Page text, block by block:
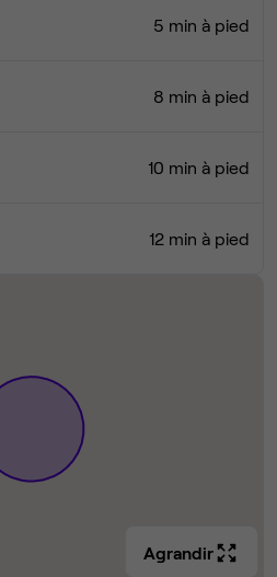
5 min à pied
8 min à pied
10 min à pied
12 min à pied
Agrandir